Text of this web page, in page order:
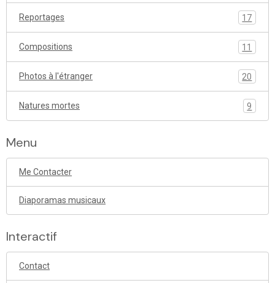
Reportages 17
Compositions 11
Photos à l'étranger 20
Natures mortes 9
Menu
Me Contacter
Diaporamas musicaux
Interactif
Contact